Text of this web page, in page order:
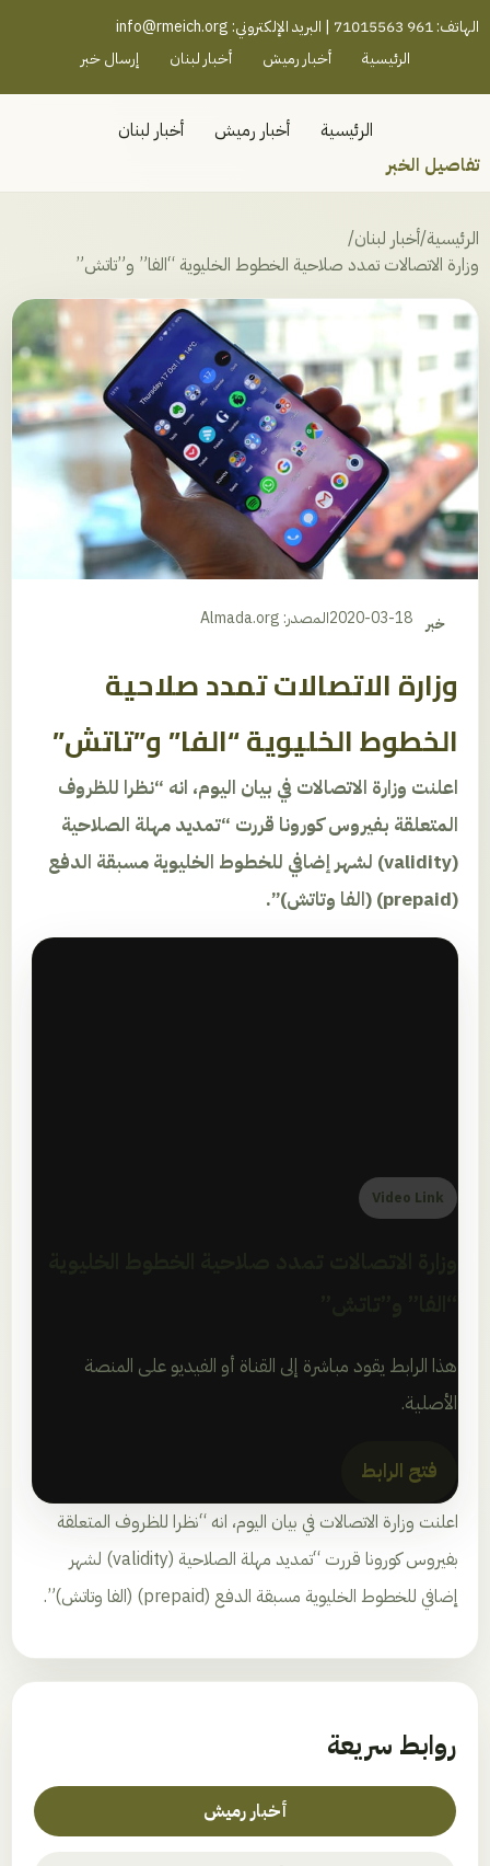
رميش جنوب - لبنان
الهاتف: 961 71015563 | البريد الإلكتروني:
info@rmeich.org
الرئيسية
أخبار رميش أخبار لبنان إرسال خبر
الرئيسية أخبار رميش
أخبار لبنان
تفاصيل الخبر
الرئيسية/أخبار لبنان/
وزارة الاتصالات تمدد صلاحية الخطوط الخليوية “الفا” و”تاتش”
خبر 2020-03-18المصدر: Almada.org
وزارة الاتصالات تمدد صلاحية
الخطوط الخليوية “الفا” و”تاتش”
اعلنت وزارة الاتصالات في بيان اليوم، انه “نظرا للظروف
المتعلقة بفيروس كورونا قررت “تمديد مهلة الصلاحية
(validity) لشهر إضافي للخطوط الخليوية مسبقة الدفع
(prepaid) (الفا وتاتش)”.
Video Link
هذا الرابط يقود مباشرة إلى القناة أو الفيديو على المنصة
الأصلية.
فتح الرابط
اعلنت وزارة الاتصالات في بيان اليوم، انه “نظرا للظروف المتعلقة
بفيروس كورونا قررت “تمديد مهلة الصلاحية (validity) لشهر
إضافي للخطوط الخليوية مسبقة الدفع (prepaid) (الفا وتاتش)”.
روابط سريعة
أخبار رميش